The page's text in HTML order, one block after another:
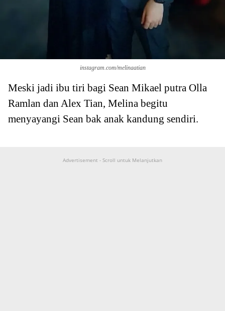
instagram.com/melinaatian
Meski jadi ibu tiri bagi Sean Mikael putra Olla
Ramlan dan Alex Tian, Melina begitu
menyayangi Sean bak anak kandung sendiri.
Advertisement - Scroll untuk Melanjutkan